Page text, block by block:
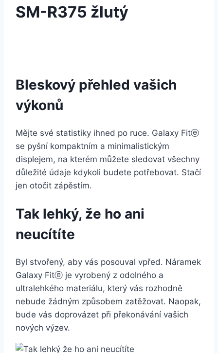
SM-R375 žlutý
Bleskový přehled vašich
výkonů
Mějte své statistiky ihned po ruce. Galaxy Fitⓔ
se pyšní kompaktním a minimalistickým
displejem, na kterém můžete sledovat všechny
důležité údaje kdykoli budete potřebovat. Stačí
jen otočit zápěstím.
Tak lehký, že ho ani
neucítíte
Byl stvořený, aby vás posouval vpřed. Náramek
Galaxy Fitⓔ je vyrobený z odolného a
ultralehkého materiálu, který vás rozhodně
nebude žádným způsobem zatěžovat. Naopak,
bude vás doprovázet při překonávání vašich
nových výzev.